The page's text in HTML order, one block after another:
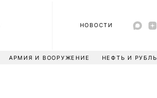
НОВОСТИ
АРМИЯ И ВООРУЖЕНИЕ НЕФТЬ И РУБЛЬ